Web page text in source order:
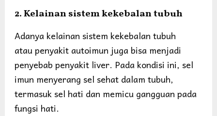
2. Kelainan sistem kekebalan tubuh
Adanya kelainan sistem kekebalan tubuh
atau penyakit autoimun juga bisa menjadi
penyebab penyakit liver. Pada kondisi ini, sel
imun menyerang sel sehat dalam tubuh,
termasuk sel hati dan memicu gangguan pada
fungsi hati.